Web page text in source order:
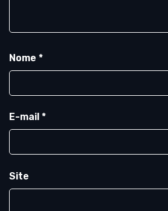
Nome *
E-mail *
Site